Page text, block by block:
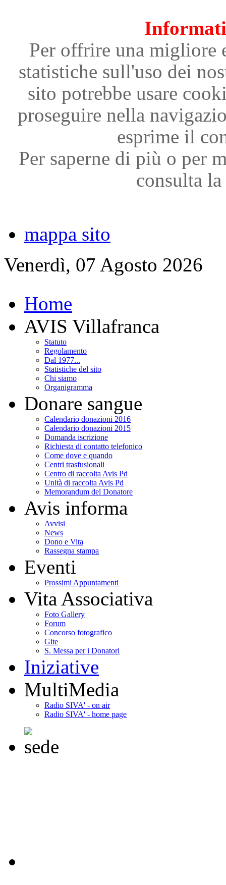
Per offrire una migliore
statistiche sull'uso dei
sito potrebbe usare
proseguire nella
esprime il
Per saperne di più o per
consulta
mappa sito
Venerdì, 07 Agosto 2026
Home
AVIS Villafranca
Statuto
Regolamento
Dal 1977...
Statistiche del sito
Chi siamo
Organigramma
Donare sangue
Calendario donazioni 2016
Calendario donazioni 2015
Domanda iscrizione
Richiesta di contatto telefonico
Come dove e quando
Centri trasfusionali
Centro di raccolta Avis Pd
Unità di raccolta Avis Pd
Memorandum del Donatore
Avis informa
Avvisi
News
Dono e Vita
Rassegna stampa
Eventi
Prossimi Appuntamenti
Vita Associativa
Foto Gallery
Forum
Concorso fotografico
Gite
S. Messa per i Donatori
Iniziative
MultiMedia
Radio SIVA' - on air
Radio SIVA' - home page